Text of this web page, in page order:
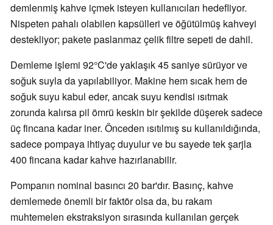
demlenmiş kahve içmek isteyen kullanıcıları hedefliyor.
Nispeten pahalı olabilen kapsülleri ve öğütülmüş kahveyi
destekliyor; pakete paslanmaz çelik filtre sepeti de dahil.
Demleme işlemi 92°C'de yaklaşık 45 saniye sürüyor ve
soğuk suyla da yapılabiliyor. Makine hem sıcak hem de
soğuk suyu kabul eder, ancak suyu kendisi ısıtmak
zorunda kalırsa pil ömrü keskin bir şekilde düşerek sadece
üç fincana kadar iner. Önceden ısıtılmış su kullanıldığında,
sadece pompaya ihtiyaç duyulur ve bu sayede tek şarjla
400 fincana kadar kahve hazırlanabilir.
Pompanın nominal basıncı 20 bar'dır. Basınç, kahve
demlemede önemli bir faktör olsa da, bu rakam
muhtemelen ekstraksiyon sırasında kullanılan gerçek